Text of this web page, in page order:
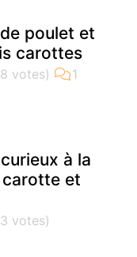
poulet et
carottes
à la
et